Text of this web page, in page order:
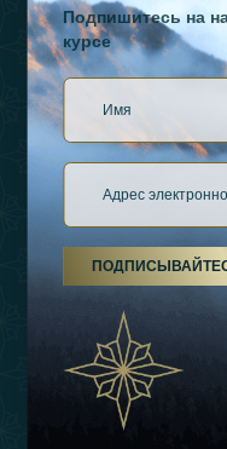
Подпишитесь на
курсе